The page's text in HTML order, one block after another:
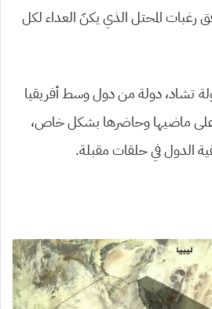
رغبات المحتل الذي يكنّ العداء لكل
تشاد، دولة من دول وسط أفريقيا
على ماضيها وحاضرها بشكل خاص،
الدول في حلقات مقبلة.